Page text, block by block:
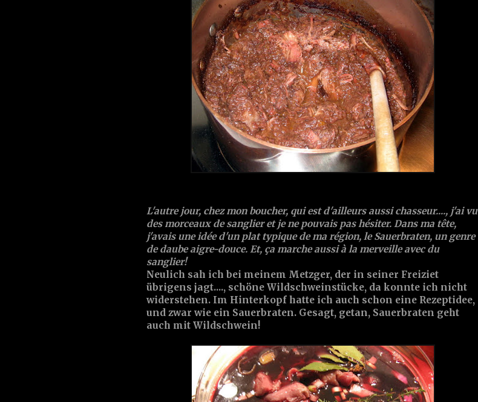
L'autre jour, chez mon boucher, qui est d'ailleurs aussi chasseur...., j'ai vu
des morceaux de sanglier et je ne pouvais pas hésiter. Dans ma tête,
j'avais une idée d'un plat typique de ma région, le Sauerbraten, un genre
de daube aigre-douce. Et, ça marche aussi à la merveille avec du
sanglier!
Neulich sah ich bei meinem Metzger, der in seiner Freiziet
übrigens jagt...., schöne Wildschweinstücke, da konnte ich nicht
widerstehen. Im Hinterkopf hatte ich auch schon eine Rezeptidee,
und zwar wie ein Sauerbraten. Gesagt, getan, Sauerbraten geht
auch mit Wildschwein!